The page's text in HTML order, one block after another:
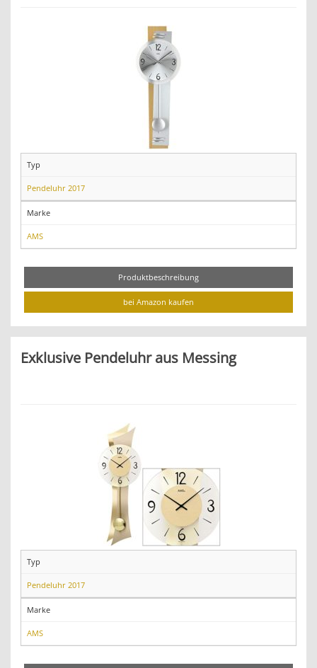
Typ
Pendeluhr 2017
Marke
AMS
Produktbeschreibung
bei Amazon kaufen
Exklusive Pendeluhr aus Messing
Typ
Pendeluhr 2017
Marke
AMS